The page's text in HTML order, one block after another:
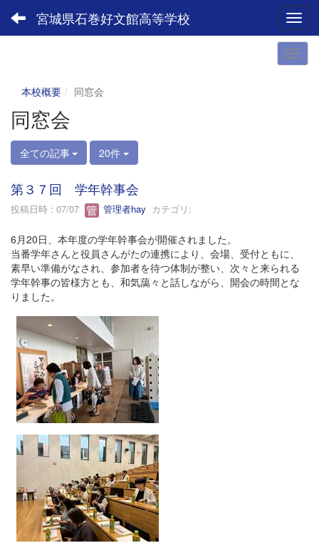
宮城県石巻好文館高等学校
本校概要 同窓会
同窓会
全ての記事 20件
第３７回 学年幹事会
投稿日時 : 07/07 管理者hay カテゴリ:
6月20日、本年度の学年幹事会が開催されました。
当番学年さんと役員さんがたの連携により、会場、受付ともに、
素早い準備がなされ、参加者を待つ体制が整い、次々と来られる
学年幹事の皆様方とも、和気藹々と話しながら、開会の時間とな
りました。